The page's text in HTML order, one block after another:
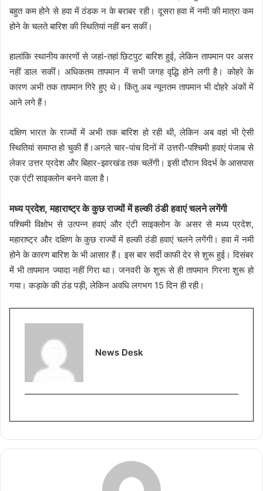
बहुत कम होने से हवा में ठंडक न के बराबर रही। दूसरा हवा में नमी की मात्रा कम
होने के चलते बारिश की स्थितियां नहीं बन सकीं।
हालांकि स्थानीय कारणों से जहां-तहां छिटपुट बारिश हुई, लेकिन तापमान पर असर
नहीं डाल सकीं। अधिकतम तापमान में सभी जगह वृद्धि होने लगी है। कोहरे के
कारण अभी तक तापमान गिरे हुए थे। किंतु अब न्यूनतम तापमान भी दोहरे अंकों में
आने लगे हैं।
दक्षिण भारत के राज्यों में अभी तक बारिश हो रही थी, लेकिन अब वहां भी ऐसी
स्थितियां समाप्त हो चुकी हैं।अगले चार-पांच दिनों में उत्तरी-पश्चिमी हवाएं पंजाब से
लेकर उत्तर प्रदेश और बिहार-झारखंड तक चलेंगी। इसी दौरान विदर्भ के आसपास
एक एंटी साइक्लोन बनने वाला है।
मध्य प्रदेश, महाराष्ट्र के कुछ राज्यों में हल्की ठंडी हवाएं चलने लगेंगी
पश्चिमी विक्षोभ से उत्पन्न हवाएं और एंटी साइक्लोन के असर से मध्य प्रदेश,
महाराष्ट्र और दक्षिण के कुछ राज्यों में हल्की ठंडी हवाएं चलने लगेंगी। हवा में नमी
होने के कारण बारिश के भी आसार हैं। इस बार सर्दी काफी देर से शुरू हुई। दिसंबर
में भी तापमान ज्यादा नहीं गिरा था। जनवरी के शुरू से ही तापमान गिरना शुरू हो
गया। कड़ाके की ठंड पड़ी, लेकिन अवधि लगभग 15 दिन ही रही।
News Desk